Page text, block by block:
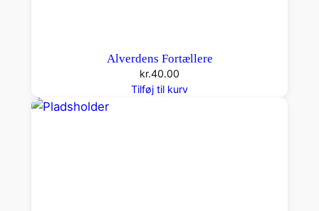
Alverdens Fortællere
kr.40.00
Tilføj til kurv